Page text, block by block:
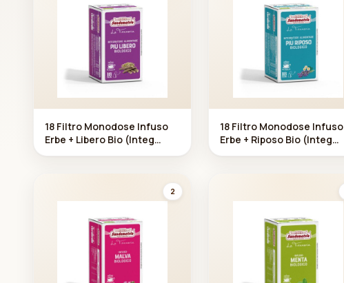
18 Filtro Monodose Infuso
Erbe + Libero Bio (Integ
18 Filtro Monodose Infuso
Erbe + Riposo Bio (Integ
2